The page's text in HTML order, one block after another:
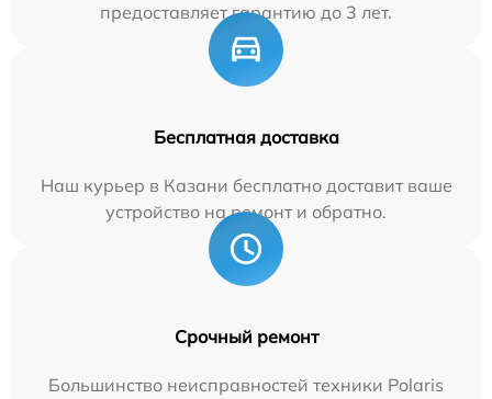
предоставляет гарантию до 3 лет.
Бесплатная доставка
Наш курьер в Казани бесплатно доставит ваше
устройство на ремонт и обратно.
Срочный ремонт
Большинство неисправностей техники Polaris